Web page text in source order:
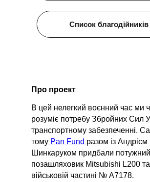
Список благодійників
Про проект
В цей нелегкий воєнний час ми
розуміє потребу Збройних Сил
транспортному забезпеченні.
тому Pan Fund разом із Андрієм
Шинкаруком придбали потужний
позашляховик Mitsubishi L200
військовій частині № А7178.